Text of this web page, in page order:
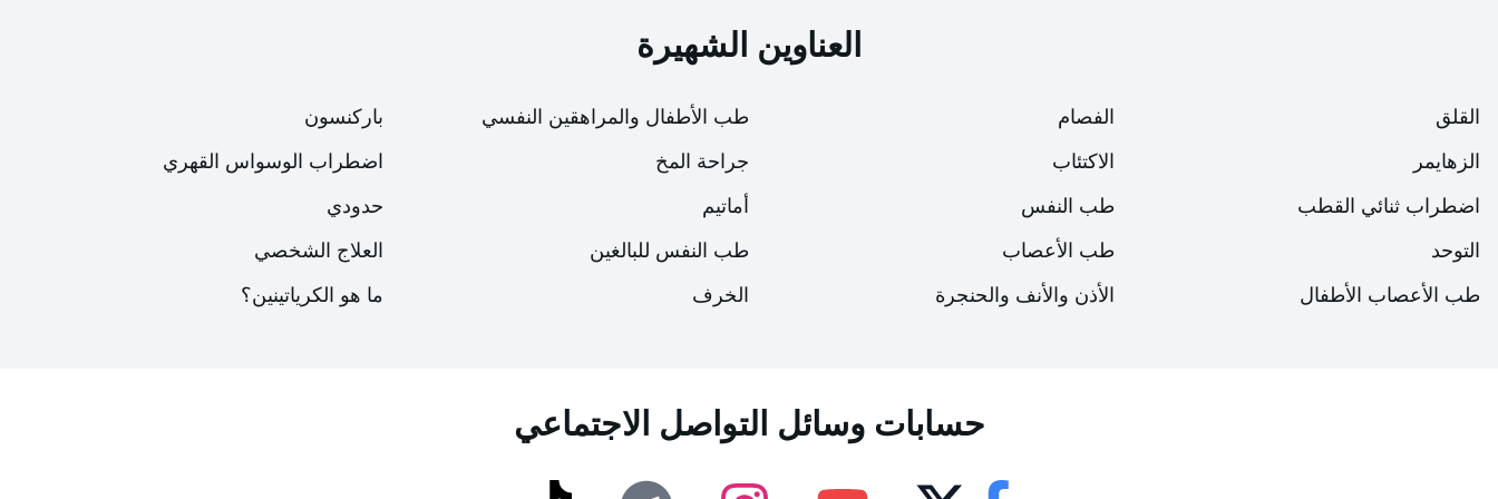
حجم الخط 100%
العناوين الشهيرة
القلق
الزهايمر
اضطراب ثنائي القطب
التوحد
طب الأعصاب الأطفال
الفصام
الاكتئاب
طب النفس
طب الأعصاب
الأذن والأنف والحنجرة
طب الأطفال والمراهقين النفسي
جراحة المخ
أماتيم
طب النفس للبالغين
الخرف
باركنسون
اضطراب الوسواس القهري
حدودي
العلاج الشخصي
ما هو الكرياتينين؟
حسابات وسائل التواصل الاجتماعي
حجم الخط 100%